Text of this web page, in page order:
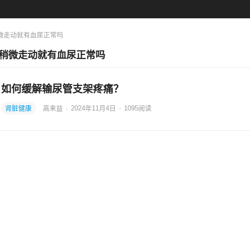
走动就有血尿正常吗
微走动就有血尿正常吗
如何缓解输尿管支架疼痛？
肾脏健康 高来益 · 2024年11月4日 · 1095阅读